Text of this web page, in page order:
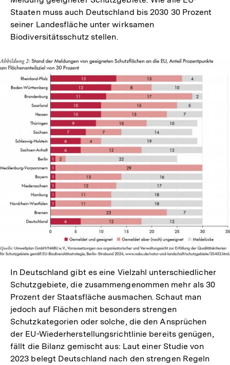
Staaten muss auch Deutschland bis 2030 30 Prozent
seiner Landesfläche unter wirksamen
Biodiversitätsschutz stellen.
In
Lightbox
öffnen
In Deutschland gibt es eine Vielzahl unterschiedlicher
Schutzgebiete, die zusammengenommen mehr als 30
Prozent der Staatsfläche ausmachen. Schaut man
jedoch auf Flächen mit besonders strengen
Schutzkategorien oder solche, die den Ansprüchen
der EU-Wiederherstellungsrichtlinie bereits genügen,
fällt die Bilanz gemischt aus: Laut einer Studie von
2023 belegt Deutschland nach den strengen Regeln